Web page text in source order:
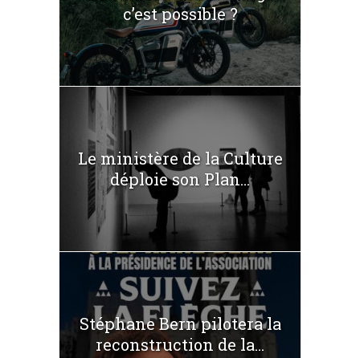
c’est possible ?
Le ministère de la Culture
déploie son Plan...
Stéphane Bern pilotera la
reconstruction de la...